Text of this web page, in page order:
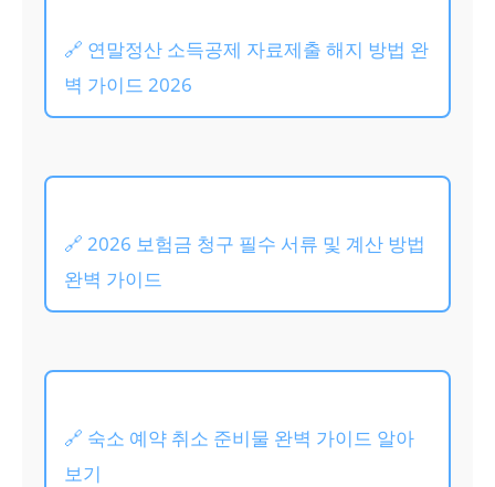
🔗 연말정산 소득공제 자료제출 해지 방법 완
벽 가이드 2026
🔗 2026 보험금 청구 필수 서류 및 계산 방법
완벽 가이드
🔗 숙소 예약 취소 준비물 완벽 가이드 알아
보기